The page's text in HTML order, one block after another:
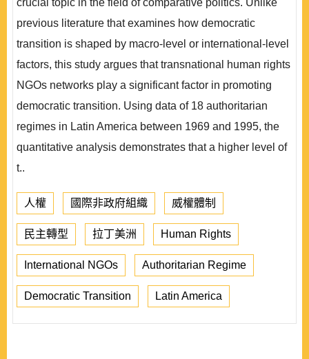
crucial topic in the field of comparative politics. Unlike
previous literature that examines how democratic
transition is shaped by macro-level or international-level
factors, this study argues that transnational human rights
NGOs networks play a significant factor in promoting
democratic transition. Using data of 18 authoritarian
regimes in Latin America between 1969 and 1995, the
quantitative analysis demonstrates that a higher level of
t..
人權 國際非政府組織 威權體制
民主轉型 拉丁美洲 Human Rights
International NGOs Authoritarian Regime
Democratic Transition Latin America